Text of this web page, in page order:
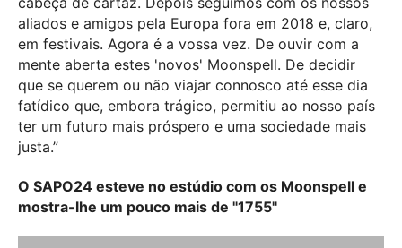
aliados e amigos pela Europa fora em 2018 e, claro,
em festivais. Agora é a vossa vez. De ouvir com a
mente aberta estes 'novos' Moonspell. De decidir
que se querem ou não viajar connosco até esse dia
fatídico que, embora trágico, permitiu ao nosso país
ter um futuro mais próspero e uma sociedade mais
justa.”
O SAPO24 esteve no estúdio com os Moonspell e
mostra-lhe um pouco mais de "1755"